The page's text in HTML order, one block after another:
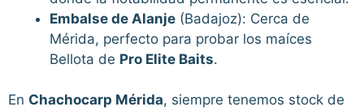
Embalse de Alanje (Badajoz): Cerca de
Mérida, perfecto para probar los maíces
Bellota de Pro Elite Baits.
En Chachocarp Mérida, siempre tenemos stock de